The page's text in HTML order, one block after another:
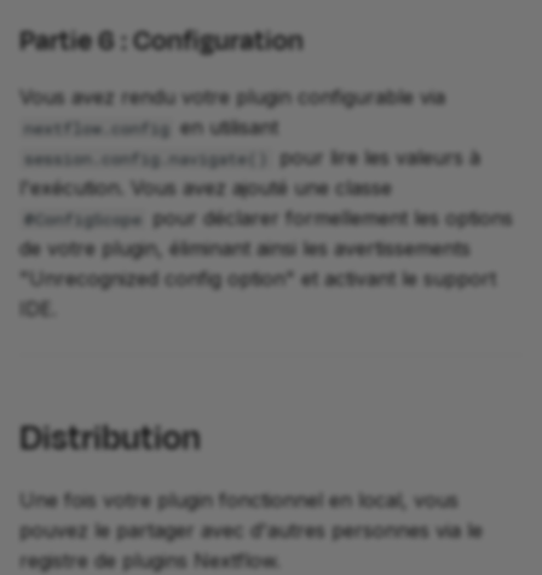
Partie 6 : Configuration
Vous avez rendu votre plugin configurable via
nextflow.config en utilisant
session.config.navigate()
pour lire les valeurs à
l'exécution. Vous avez ajouté une classe
@ConfigScope
pour déclarer formellement les options
de votre plugin, éliminant ainsi les avertissements
"Unrecognized config option" et activant le support
IDE.
Distribution
Une fois votre plugin fonctionnel en local, vous
pouvez le partager avec d'autres personnes via le
registre de plugins Nextflow.